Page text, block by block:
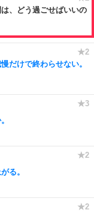
、どう過ごせばいいの
だけで終わらせない。
る。